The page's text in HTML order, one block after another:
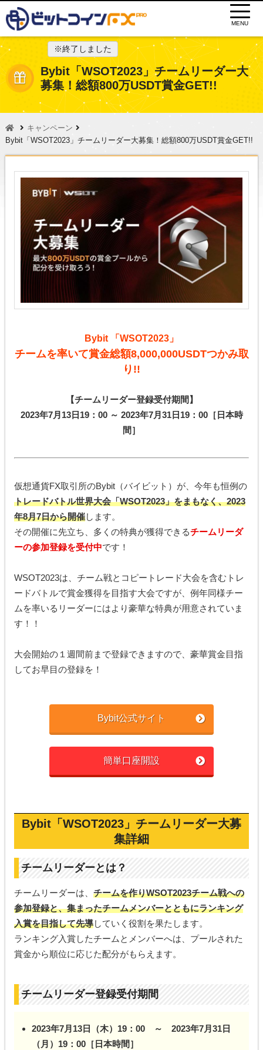
MENU
※終了しました
Bybit「WSOT2023」チームリーダー大
募集！総額800万USDT賞金GET!!
キャンペーン
Bybit「WSOT2023」チームリーダー大募集！総額800万USDT賞金GET!!
Bybit 「WSOT2023」
チームを率いて賞金総額8,000,000USDTつかみ取
り!!
【チームリーダー登録受付期間】
2023年7月13日19：00 ～ 2023年7月31日19：00［日本時
間］
仮想通貨FX取引所のBybit（バイビット）が、今年も恒例の
トレードバトル世界大会「WSOT2023」をまもなく、2023
年8月7日から開催します。
その開催に先立ち、多くの特典が獲得できるチームリーダ
ーの参加登録を受付中です！
WSOT2023は、チーム戦とコピートレード大会を含むトレ
ードバトルで賞金獲得を目指す大会ですが、例年同様チー
ムを率いるリーダーにはより豪華な特典が用意されていま
す！！
大会開始の１週間前まで登録できますので、豪華賞金目指
してお早目の登録を！
Bybit公式サイト
簡単口座開設
Bybit「WSOT2023」チームリーダー大募
集詳細
チームリーダーとは？
チームリーダーは、 チームを作りWSOT2023チーム戦への
参加登録と、集まったチームメンバーとともにランキング
入賞を目指して先導していく役割を果たします。
ランキング入賞したチームとメンバーへは、プールされた
賞金から順位に応じた配分がもらえます。
チームリーダー登録受付期間
2023年7月13日（木）19：00 ～ 2023年7月31日
（月）19：00［日本時間］